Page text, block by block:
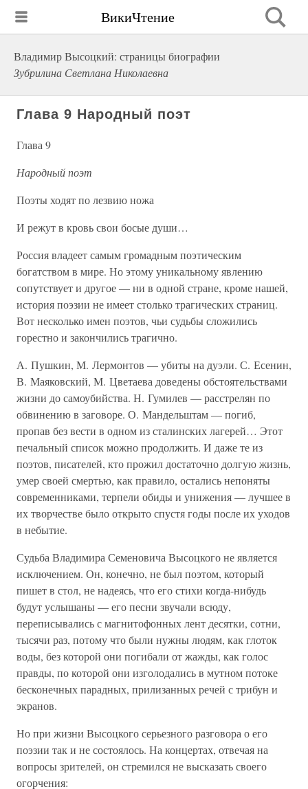
ВикиЧтение
Владимир Высоцкий: страницы биографии
Зубрилина Светлана Николаевна
Глава 9 Народный поэт
Глава 9
Народный поэт
Поэты ходят по лезвию ножа
И режут в кровь свои босые души…
Россия владеет самым громадным поэтическим
богатством в мире. Но этому уникальному явлению
сопутствует и другое — ни в одной стране, кроме нашей,
история поэзии не имеет столько трагических страниц.
Вот несколько имен поэтов, чьи судьбы сложились
горестно и закончились трагично.
А. Пушкин, М. Лермонтов — убиты на дуэли. С. Есенин,
В. Маяковский, М. Цветаева доведены обстоятельствами
жизни до самоубийства. Н. Гумилев — расстрелян по
обвинению в заговоре. О. Мандельштам — погиб,
пропав без вести в одном из сталинских лагерей… Этот
печальный список можно продолжить. И даже те из
поэтов, писателей, кто прожил достаточно долгую жизнь,
умер своей смертью, как правило, остались непоняты
современниками, терпели обиды и унижения — лучшее в
их творчестве было открыто спустя годы после их уходов
в небытие.
Судьба Владимира Семеновича Высоцкого не является
исключением. Он, конечно, не был поэтом, который
пишет в стол, не надеясь, что его стихи когда-нибудь
будут услышаны — его песни звучали всюду,
переписывались с магнитофонных лент десятки, сотни,
тысячи раз, потому что были нужны людям, как глоток
воды, без которой они погибали от жажды, как голос
правды, по которой они изголодались в мутном потоке
бесконечных парадных, прилизанных речей с трибун и
экранов.
Но при жизни Высоцкого серьезного разговора о его
поэзии так и не состоялось. На концертах, отвечая на
вопросы зрителей, он стремился не высказать своего
огорчения: